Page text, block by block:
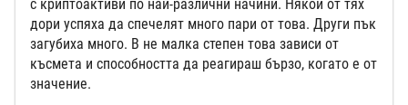
с криптоактиви по най-различни начини. Някои от тях
дори успяха да спечелят много пари от това. Други пък
загубиха много. В не малка степен това зависи от
късметa и способността да реагираш бързо, когато е от
значение.